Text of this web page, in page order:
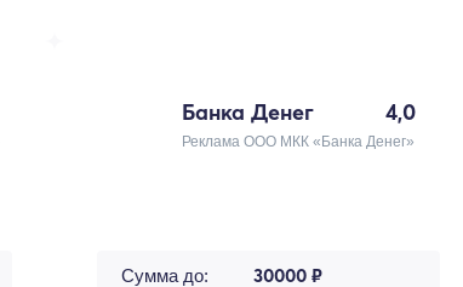
Банка Денег 4,0
Реклама ООО МКК «Банка Денег»
Сумма до: 30000 ₽